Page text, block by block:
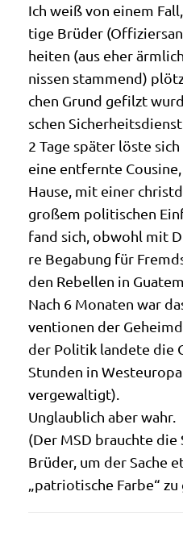
Ich weiß von einem
ti­ge Brü­der
hei­ten (aus eher
nis­sen stam­mend)
chen Grund gefilzt
schen
2 Tage spä­ter löste
eine ent­fern­te
Hau­se, mit einer
gro­ßem poli­ti­schen
fand sich, obwohl mit
re Bega­bung für
den Rebel­len in
Nach 6 Mona­ten war
ven­tio­nen der
der Poli­tik lan­de­te die
Stun­den in
vergewaltigt).
Unglaub­lich aber wahr.
(Der MSD brauch­te
Brü­der, um der Sache
„patrio­ti­sche Far­be“ zu